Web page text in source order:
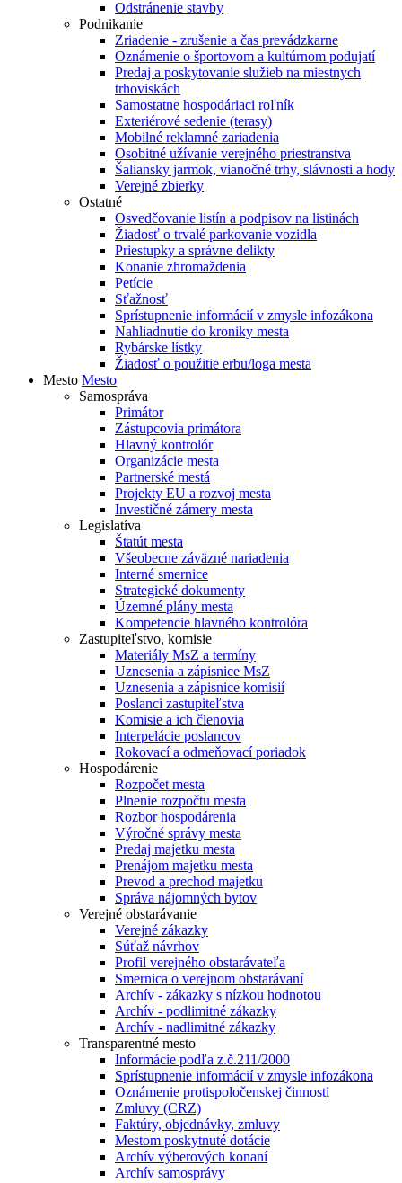
Odstránenie stavby
Podnikanie
Zriadenie - zrušenie a čas prevádzkarne
Oznámenie o športovom a kultúrnom podujatí
Predaj a poskytovanie služieb na miestnych
trhoviskách
Samostatne hospodáriaci roľník
Exteriérové sedenie (terasy)
Mobilné reklamné zariadenia
Osobitné užívanie verejného priestranstva
Šaliansky jarmok, vianočné trhy, slávnosti a hody
Verejné zbierky
Ostatné
Osvedčovanie listín a podpisov na listinách
Žiadosť o trvalé parkovanie vozidla
Priestupky a správne delikty
Konanie zhromaždenia
Petície
Sťažnosť
Sprístupnenie informácií v zmysle infozákona
Nahliadnutie do kroniky mesta
Rybárske lístky
Žiadosť o použitie erbu/loga mesta
Mesto Mesto
Samospráva
Primátor
Zástupcovia primátora
Hlavný kontrolór
Organizácie mesta
Partnerské mestá
Projekty EU a rozvoj mesta
Investičné zámery mesta
Legislatíva
Štatút mesta
Všeobecne záväzné nariadenia
Interné smernice
Strategické dokumenty
Územné plány mesta
Kompetencie hlavného kontrolóra
Zastupiteľstvo, komisie
Materiály MsZ a termíny
Uznesenia a zápisnice MsZ
Uznesenia a zápisnice komisií
Poslanci zastupiteľstva
Komisie a ich členovia
Interpelácie poslancov
Rokovací a odmeňovací poriadok
Hospodárenie
Rozpočet mesta
Plnenie rozpočtu mesta
Rozbor hospodárenia
Výročné správy mesta
Predaj majetku mesta
Prenájom majetku mesta
Prevod a prechod majetku
Správa nájomných bytov
Verejné obstarávanie
Verejné zákazky
Súťaž návrhov
Profil verejného obstarávateľa
Smernica o verejnom obstarávaní
Archív - zákazky s nízkou hodnotou
Archív - podlimitné zákazky
Archív - nadlimitné zákazky
Transparentné mesto
Informácie podľa z.č.211/2000
Sprístupnenie informácií v zmysle infozákona
Oznámenie protispoločenskej činnosti
Zmluvy (CRZ)
Faktúry, objednávky, zmluvy
Mestom poskytnuté dotácie
Archív výberových konaní
Archív samosprávy